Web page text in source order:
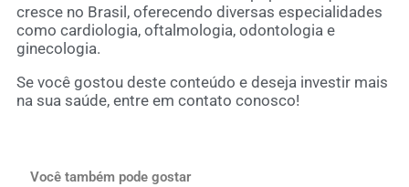
cresce no Brasil, oferecendo diversas especialidades
como cardiologia, oftalmologia, odontologia e
ginecologia.
Se você gostou deste conteúdo e deseja investir mais
na sua saúde, entre em contato conosco!
Você também pode gostar